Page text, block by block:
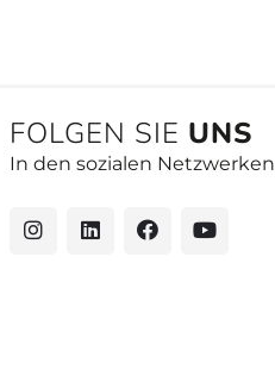
FOLGEN SIE UNS
In den sozialen Netzwerken